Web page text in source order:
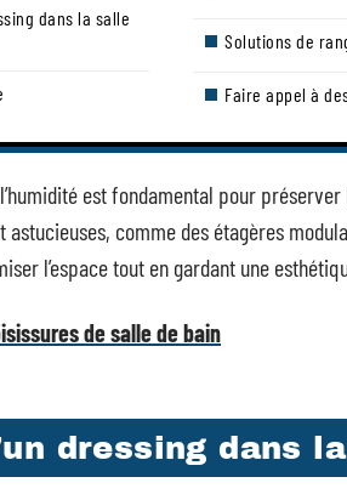
dans la salle
Solutions de
Faire appel à
est fondamental pour
astucieuses, comme des étagères
l’espace tout en gardant une
de salle de bain
dressing dans